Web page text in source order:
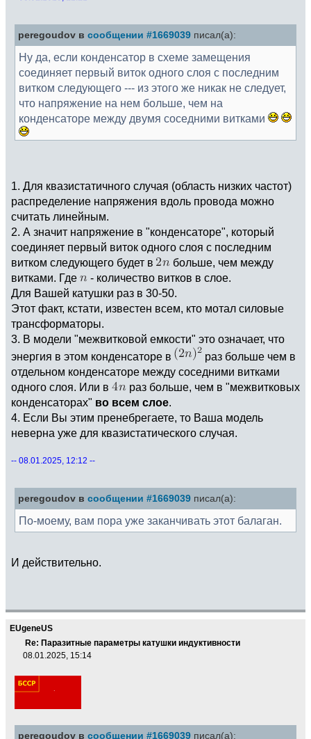
peregoudov в сообщении #1669039 писал(а):
Ну да, если конденсатор в схеме замещения
соединяет первый виток одного слоя с последним
витком следующего --- из этого же никак не следует,
что напряжение на нем больше, чем на
конденсаторе между двумя соседними витками
1. Для квазистатичного случая (область низких частот)
распределение напряжения вдоль провода можно
считать линейным.
2. А значит напряжение в "конденсаторе", который
соединяет первый виток одного слоя с последним
витком следующего будет в
больше, чем между
витками. Где
- количество витков в слое.
Для Вашей катушки раз в 30-50.
Этот факт, кстати, известен всем, кто мотал силовые
трансформаторы.
3. В модели "межвитковой емкости" это означает, что
энергия в этом конденсаторе в
раз больше чем в
отдельном конденсаторе между соседними витками
одного слоя. Или в
раз больше, чем в "межвитковых
конденсаторах" во всем слое.
4. Если Вы этим пренебрегаете, то Ваша модель
неверна уже для квазистатического случая.
-- 08.01.2025, 12:12 --
peregoudov в сообщении #1669039 писал(а):
По-моему, вам пора уже заканчивать этот балаган.
И действительно.
EUgeneUS
Re: Паразитные параметры катушки индуктивности
08.01.2025, 15:14
peregoudov в сообщении #1669039 писал(а):